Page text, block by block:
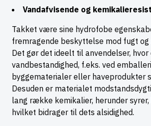
Vandafvisende og
Takket være sine hydrofobe
fremragende beskyttelse mod fugt
Det gør det ideelt til anvendelser,
vandbestandighed, f.eks. ved
byggematerialer eller haveprodukter
Desuden er materialet
lang række kemikalier, herunder syrer,
hvilket bidrager til dets alsidighed.